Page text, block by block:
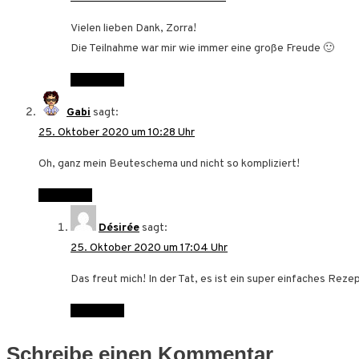
Vielen lieben Dank, Zorra!
Die Teilnahme war mir wie immer eine große Freude 🙂
Gabi sagt:
25. Oktober 2020 um 10:28 Uhr
Oh, ganz mein Beuteschema und nicht so kompliziert!
Désiréesagt:
25. Oktober 2020 um 17:04 Uhr
Das freut mich! In der Tat, es ist ein super einfaches